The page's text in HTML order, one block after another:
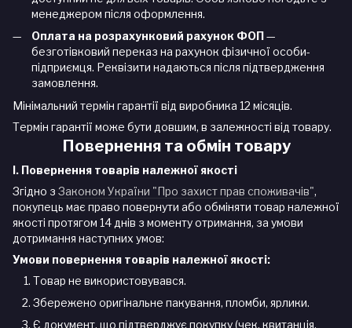
менеджером після оформлення.
Оплата на розрахунковий рахунок ФОП—
безготівковий переказ на рахунок фізичної особи-
підприємця. Реквізити надаються після підтвердження
замовлення.
Мінімальний термін гарантії від виробника 12 місяців.
Термін гарантії може бути довшим, в залежності від товару.
Повернення та обмін товару
I. Повернення товарів належної якості
Згідно з Законом України "Про захист прав споживачів",
покупець має право повернути або обміняти товар належної
якості протягом 14 днів з моменту отримання, за умови
дотримання наступних умов:
Умови повернення товарів належної якості:
Товар не використовувався.
Збережено оригінальне пакування, пломби, ярлики.
Є документ, що підтверджує покупку (чек, квитанція,